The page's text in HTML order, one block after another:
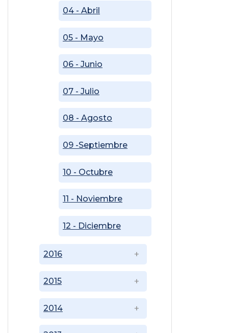
2014
2015
2016
04 - Abril
05 - Mayo
06 - Junio
07 - Julio
08 - Agosto
09 -Septiembre
10 - Octubre
11 - Noviembre
12 - Diciembre